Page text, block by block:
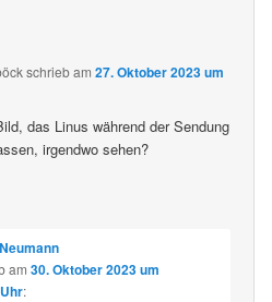
schriebam27. Oktober 2023 um
das Linus während der Sendung
irgendwo sehen?
am 30. Oktober 2023 um
: